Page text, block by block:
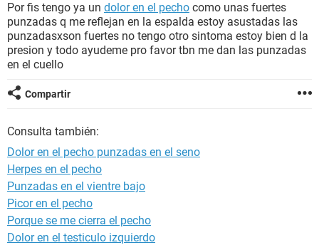
BIENESTAR
SEXUALIDAD
GLOSARIO
Por fis tengo ya un dolor en el pecho como unas fuertes
punzadas q me reflejan en la espalda estoy asustadas las
punzadasxson fuertes no tengo otro sintoma estoy bien d la
presion y todo ayudeme pro favor tbn me dan las punzadas
en el cuello
Compartir
Consulta también:
Dolor en el pecho punzadas en el seno
Herpes en el pecho
Punzadas en el vientre bajo
Picor en el pecho
Porque se me cierra el pecho
Dolor en el testiculo izquierdo